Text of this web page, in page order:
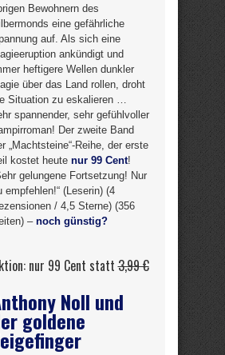
Bewohnern des
eine gefährliche
auf. Als sich eine
ankündigt und
heftigere Wellen dunkler
über das Land rollen, droht
Situation zu eskalieren …
spannender, sehr gefühlvoller
Der zweite Band
„Machtsteine“-Reihe, der erste
kostet heute nur 99 Cent!
gelungene Fortsetzung! Nur
empfehlen!“ (Leserin) (4
/ 4,5 Sterne) (356
–noch günstig?
nur 99 Cent statt3,99 €
Noll und
goldene